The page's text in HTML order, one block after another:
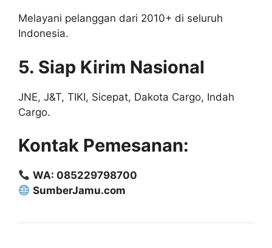
Melayani pelanggan dari 2010+ di seluruh
Indonesia.
5. Siap Kirim Nasional
JNE, J&T, TIKI, Sicepat, Dakota Cargo, Indah
Cargo.
Kontak Pemesanan:
WA: 085229798700
SumberJamu.com